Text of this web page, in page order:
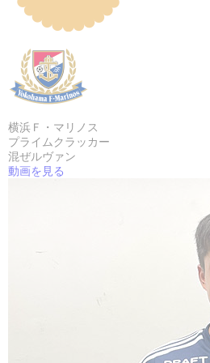
横浜Ｆ・マリノス
プライムクラッカー
混ぜルヴァン
動画を見る